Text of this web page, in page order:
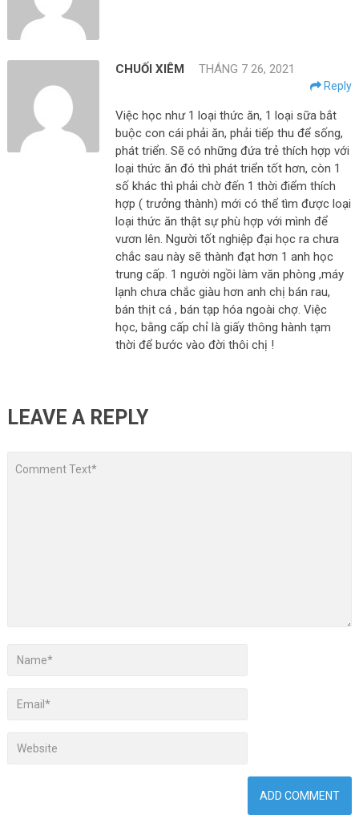
CHUỐI XIÊM THÁNG 7 26, 2021
Reply
Việc học như 1 loại thức ăn, 1 loại sữa bắt
buộc con cái phải ăn, phải tiếp thu để sống,
phát triển. Sẽ có những đứa trẻ thích hợp với
loại thức ăn đó thì phát triển tốt hơn, còn 1
số khác thì phải chờ đến 1 thời điểm thích
hợp ( trưởng thành) mới có thể tìm được loại
loại thức ăn thật sự phù hợp với mình để
vươn lên. Người tốt nghiệp đại học ra chưa
chắc sau này sẽ thành đạt hơn 1 anh học
trung cấp. 1 người ngồi làm văn phòng ,máy
lạnh chưa chắc giàu hơn anh chị bán rau,
bán thịt cá , bán tạp hóa ngoài chợ. Việc
học, bằng cấp chỉ là giấy thông hành tạm
thời để bước vào đời thôi chị !
LEAVE A REPLY